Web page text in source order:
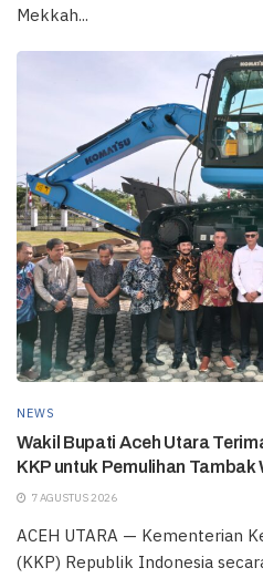
Mekkah...
NEWS
Wakil Bupati Aceh Utara
KKP untuk Pemulihan Tambak
7 AGUSTUS 2026
ACEH UTARA — Kementerian
(KKP) Republik Indonesia